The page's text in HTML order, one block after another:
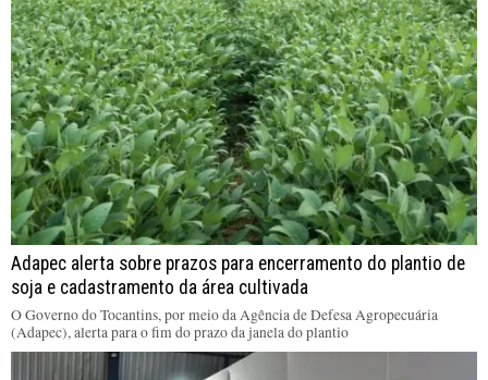
Adapec alerta sobre prazos para encerramento do plantio de
soja e cadastramento da área cultivada
O Governo do Tocantins, por meio da Agência de Defesa Agropecuária
(Adapec), alerta para o fim do prazo da janela do plantio